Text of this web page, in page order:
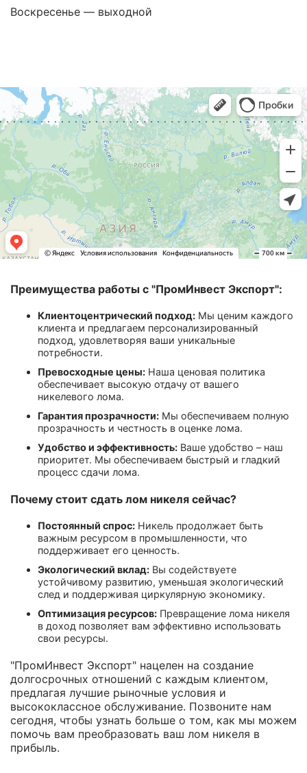
Воскресенье — выходной
Преимущества работы с "ПромИнвест Экспорт":
Клиентоцентрический подход: Мы ценим каждого
клиента и предлагаем персонализированный
подход, удовлетворяя ваши уникальные
потребности.
Превосходные цены: Наша ценовая политика
обеспечивает высокую отдачу от вашего
никелевого лома.
Гарантия прозрачности: Мы обеспечиваем полную
прозрачность и честность в оценке лома.
Удобство и эффективность: Ваше удобство – наш
приоритет. Мы обеспечиваем быстрый и гладкий
процесс сдачи лома.
Почему стоит сдать лом никеля сейчас?
Постоянный спрос: Никель продолжает быть
важным ресурсом в промышленности, что
поддерживает его ценность.
Экологический вклад: Вы содействуете
устойчивому развитию, уменьшая экологический
след и поддерживая циркулярную экономику.
Оптимизация ресурсов: Превращение лома никеля
в доход позволяет вам эффективно использовать
свои ресурсы.
"ПромИнвест Экспорт" нацелен на создание
долгосрочных отношений с каждым клиентом,
предлагая лучшие рыночные условия и
высококлассное обслуживание. Позвоните нам
сегодня, чтобы узнать больше о том, как мы можем
помочь вам преобразовать ваш лом никеля в
прибыль.